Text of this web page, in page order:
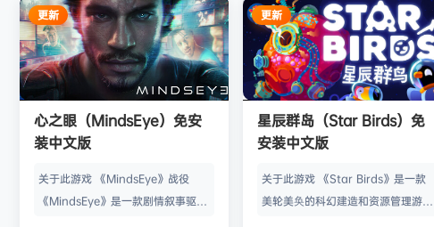
机。 无需为每一款游戏单独付费，
只需支付一次工具费用或订阅费，即
可永久访问工具库内的成千上万款游
戏，包括昂贵的3A大作。 极大地降
低了玩游戏的经济门槛，让玩家可以
无压力地尝试各种类型的游戏。操
作…
修改器原作者都入驻了，所以修改器
内容更新应该也是最全、最及时的。
千款游戏听起来不多，但其实已经涵
盖了主流热门游戏【资源名称】：w
emod pro【资源版本】：【资源
大…
更新
心之眼（MindsEye）免安
装中文版
关于此游戏 《MindsEye》战役
《MindsEye》是一款剧情叙事驱动
更新
星辰群岛（Star Birds）免
安装中文版
关于此游戏 《Star Birds》是一款
美轮美奂的科幻建造和资源管理游